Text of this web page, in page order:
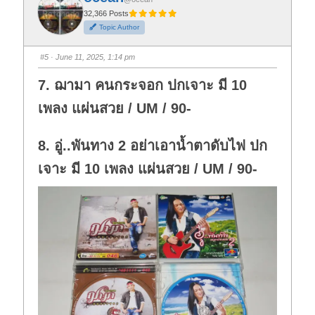
r
t
h
u
m
d
o
n
r
t
h
u
m
u
p
32,366 Posts
Topic Author
#5 · June 11, 2025, 1:14 pm
7. ฌามา คนกระจอก ปกเจาะ มี 10
เพลง แผ่นสวย / UM / 90-
8. อู่..พันทาง 2 อย่าเอาน้ำตาดับไฟ ปก
เจาะ มี 10 เพลง แผ่นสวย / UM / 90-